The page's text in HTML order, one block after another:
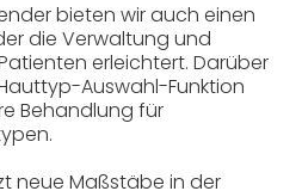
bieten wir auch einen
die Verwaltung und
erleichtert. Darüber
Auswahl-Funktion
Behandlung für
neue Maßstäbe in der